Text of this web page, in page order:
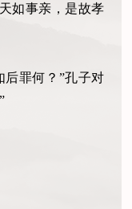
如事亲，是故孝
后罪何？”孔子对